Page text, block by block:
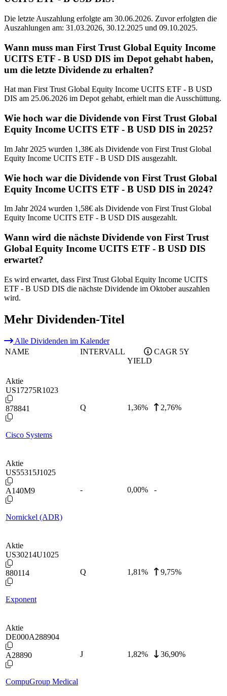
Die letzte Auszahlung erfolgte am 30.06.2026. Zuvor erfolgten die
Auszahlungen am: 31.03.2026, 30.12.2025 und 09.10.2025.
Wann muss man First Trust Global Equity Income
UCITS ETF - B USD DIS im Depot gehabt haben,
um die letzte Dividende zu erhalten?
Hat man First Trust Global Equity Income UCITS ETF - B USD
DIS am 25.06.2026 im Depot gehabt, erhielt man die Ausschüttung.
Wie hoch war die Dividende von First Trust Global
Equity Income UCITS ETF - B USD DIS in 2025?
Im Jahr 2025 wurden 1,38€ als Dividende von First Trust Global
Equity Income UCITS ETF - B USD DIS ausgezahlt.
Wie hoch war die Dividende von First Trust Global
Equity Income UCITS ETF - B USD DIS in 2024?
Im Jahr 2024 wurden 1,58€ als Dividende von First Trust Global
Equity Income UCITS ETF - B USD DIS ausgezahlt.
Wann wird die nächste Dividende von First Trust
Global Equity Income UCITS ETF - B USD DIS
erwartet?
Es wird erwartet, dass First Trust Global Equity Income UCITS
ETF - B USD DIS die nächste Dividende im Oktober auszahlen
wird.
Mehr Dividenden-Titel
Alle Dividenden im Kalender
NAME
INTERVALL
YIELD
CAGR 5Y
Aktie
US17275R1023
878841
Cisco Systems
Q 1,36% 2,76%
Aktie
US55315J1025
A140M9
Nornickel (ADR)
- 0,00% -
Aktie
US30214U1025
880114
Exponent
Q 1,81% 9,75%
Aktie
DE000A288904
A28890
CompuGroup Medical
J 1,82% 36,90%